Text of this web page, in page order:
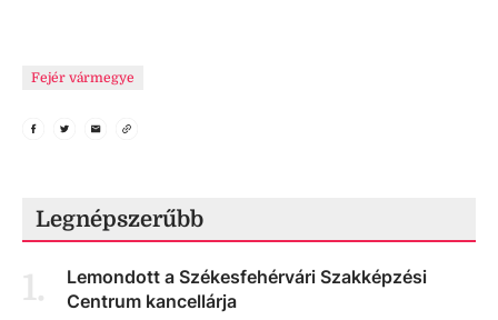
Fejér vármegye
Legnépszerűbb
1.
Lemondott a Székesfehérvári Szakképzési
Centrum kancellárja